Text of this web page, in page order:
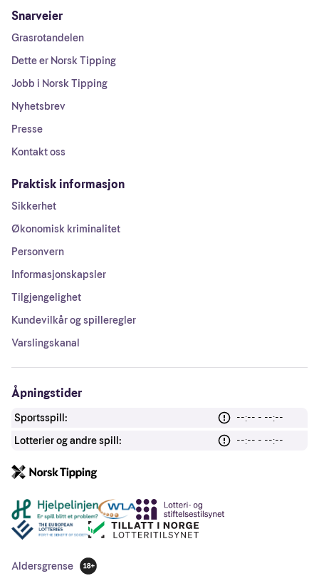
Snarveier
Grasrotandelen
Dette er Norsk Tipping
Jobb i Norsk Tipping
Nyhetsbrev
Presse
Kontakt oss
Praktisk informasjon
Sikkerhet
Økonomisk kriminalitet
Personvern
Informasjonskapsler
Tilgjengelighet
Kundevilkår og spilleregler
Varslingskanal
Åpningstider
Sportsspill:
--:-- - --:--
Lotterier og andre spill:
--:-- - --:--
Andre lenker
Aldersgrense
18 år